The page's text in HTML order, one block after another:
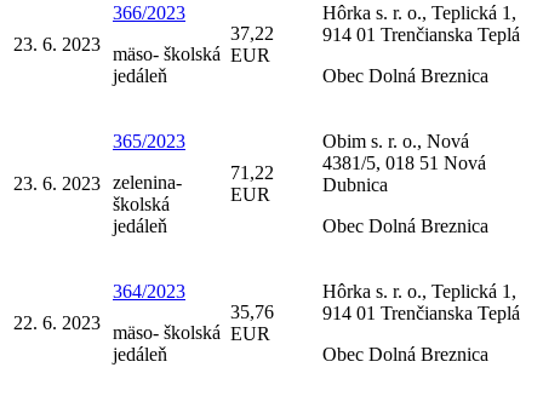
23. 6. 2023
366/2023
mäso- školská
jedáleň
37,22
EUR
Hôrka s. r. o., Teplická 1,
914 01 Trenčianska Teplá
Obec Dolná Breznica
23. 6. 2023
365/2023
zelenina-
školská
jedáleň
71,22
EUR
Obim s. r. o., Nová
4381/5, 018 51 Nová
Dubnica
Obec Dolná Breznica
22. 6. 2023
364/2023
mäso- školská
jedáleň
35,76
EUR
Hôrka s. r. o., Teplická 1,
914 01 Trenčianska Teplá
Obec Dolná Breznica